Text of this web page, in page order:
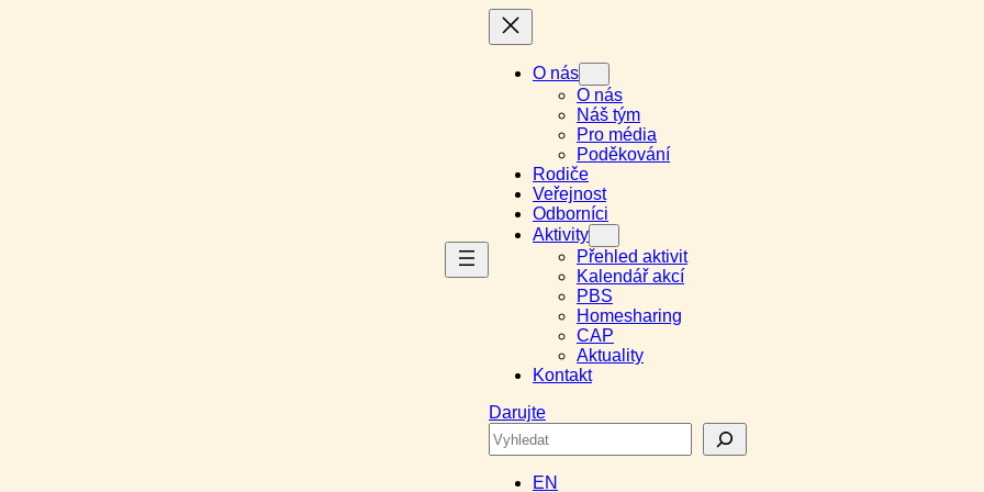
O nás
O nás
Náš tým
Pro média
Poděkování
Rodiče
Veřejnost
Odborníci
Aktivity
Přehled aktivit
Kalendář akcí
PBS
Homesharing
CAP
Aktuality
Kontakt
Darujte
Search
EN